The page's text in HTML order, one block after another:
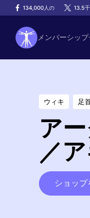
134,000人の 13.5
メンバーシップ
ウィキ 足
ア
／
ショッ